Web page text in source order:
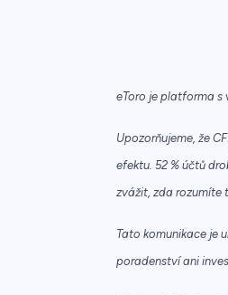
eToro je platforma s
Upozorňujeme, že
efektu. 52 % účtů
zvážit, zda rozumíte
Tato komunikace je
poradenství ani